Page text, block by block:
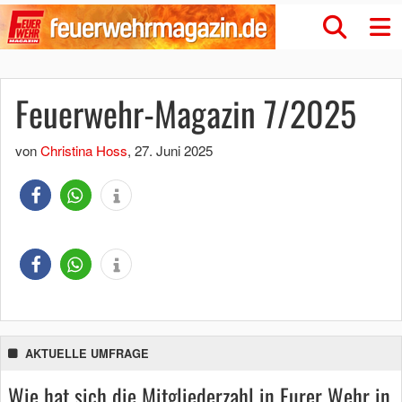
Feuerwehr-Magazin 7/2025
vonChristina Hoss, 27. Juni 2025
AKTUELLE UMFRAGE